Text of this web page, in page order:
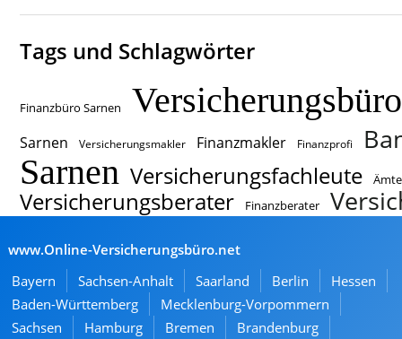
Tags und Schlagwörter
Finanzbüro Sarnen Versicherungsbüro
Sarnen Versicherungsmakler Finanzmakler Finanzprofi
Sarnen Versicherungsfachleute
Versicherungsberater Finanzberater
www.Online-Versicherungsbüro.net
Bayern
Sachsen-Anhalt Saarland Berlin
Hessen
Baden-Württemberg
Mecklenburg-Vorpommern
Sachsen
Hamburg Bremen
Brandenburg